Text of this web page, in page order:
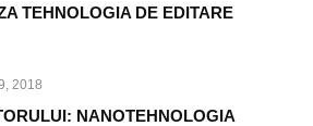
TEHNOLOGIA DE EDITARE
2018
NANOTEHNOLOGIA